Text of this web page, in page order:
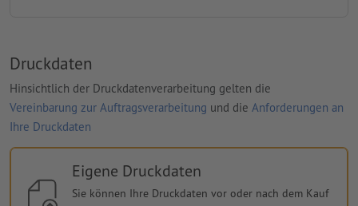
Druckdaten
Hinsichtlich der Druckdatenverarbeitung gelten die
Vereinbarung zur Auftragsverarbeitung und die Anforderungen an
Ihre Druckdaten
Eigene Druckdaten
Sie können Ihre Druckdaten vor oder nach dem Kauf